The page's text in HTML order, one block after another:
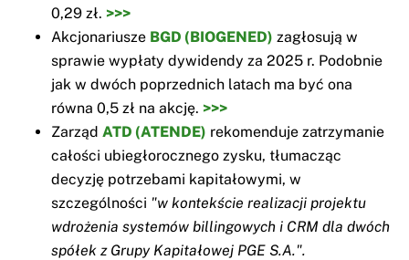
0,29 zł. >>>
Akcjonariusze BGD (BIOGENED) zagłosują w
sprawie wypłaty dywidendy za 2025 r. Podobnie
jak w dwóch poprzednich latach ma być ona
równa 0,5 zł na akcję. >>>
Zarząd ATD (ATENDE) rekomenduje zatrzymanie
całości ubiegłorocznego zysku, tłumacząc
decyzję potrzebami kapitałowymi, w
szczególności "w kontekście realizacji projektu
wdrożenia systemów billingowych i CRM dla dwóch
spółek z Grupy Kapitałowej PGE S.A.".